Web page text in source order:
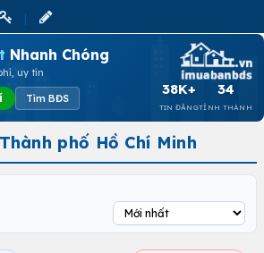
Nhanh Chóng
uy tín
Tìm BĐS
38K+
TIN ĐĂNG
34
TỈNH THÀNH
phố Hồ Chí Minh